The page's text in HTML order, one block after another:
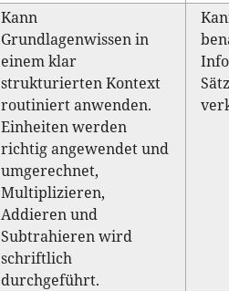
Kann
Grundlagenwissen in
einem klar
strukturierten Kontext
routiniert anwenden.
Einheiten werden
richtig angewendet und
umgerechnet,
Multiplizieren,
Addieren und
Subtrahieren wird
schriftlich
durchgeführt.